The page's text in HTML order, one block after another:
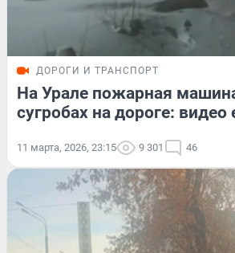
ДОРОГИ И ТРАНСПОРТ
На Урале пожарная
сугробах на дороге: видео
11 марта, 2026, 23:15 9 301 46